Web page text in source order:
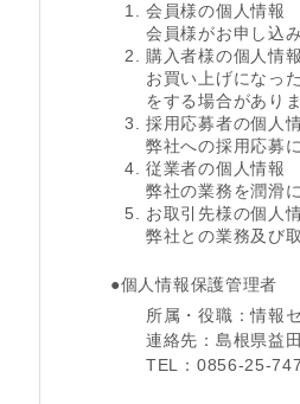
会員様の個人情報
会員様がお申し込
購入者様の個人情報
お買い上げになっ
をする場合がありま
採用応募者の個人
弊社への採用応募
従業者の個人情報
弊社の業務を潤滑
お取引先様の個人
弊社との業務及び
●個人情報保護管理者
所属・役職：情報
連絡先：島根県
TEL：0856-25-